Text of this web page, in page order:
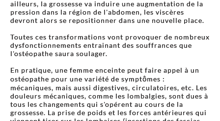
ailleurs, la grossesse va induire une augmentation de la
pression dans la région de l'abdomen, les viscères
devront alors se repositionner dans une nouvelle place.
Toutes ces transformations vont provoquer de nombreux
dysfonctionnements entrainant des souffrances que
l'ostéopathe saura soulager.
En pratique, une femme enceinte peut faire appel à un
ostéopathe pour une variété de symptômes :
mécaniques, mais aussi digestives, circulatoires, etc. Les
douleurs mécaniques, comme les lombalgies, sont dues à
tous les changements qui s'opérent au cours de la
grossesse. La prise de poids et les forces antérieures qui